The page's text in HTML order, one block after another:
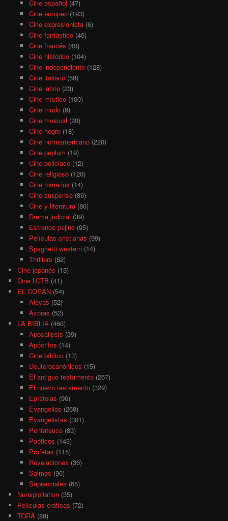
Cine español (47)
Cine europeo(193)
Cine expresionista(6)
Cine fantástico(46)
Cine francés (40)
Cine histórico(104)
Cine independiente(128)
Cine italiano(58)
Cine latino(23)
Cine místico(100)
Cine mudo(8)
Cine musical (20)
Cine negro(18)
Cine norteamericano(220)
Cine peplum (19)
Cine policiaco(12)
Cine religioso(120)
Cine romanos (14)
Cine suspense(89)
Cine y literatura(80)
Drama judicial (39)
Estrenos pejino(95)
Películas cristianas (99)
Spaghetti western(14)
Thrillers (52)
Cine japonés (13)
Cine LGTB (41)
EL CORÁN (54)
Aleyas (52)
Azoras (52)
LA BIBLIA (460)
Apocalipsis (39)
Apócrifos (14)
Cine bíblico(13)
Deuterocanónicos (15)
El antiguo testamento(267)
El nuevo testamento(329)
Epístolas (96)
Evangelios (268)
Evangelistas (301)
Pentateuco(83)
Poéticos (143)
Profetas (115)
Revelaciones (36)
Salmos (90)
Sapienciales (65)
Nunsploitation (35)
Películas eróticas (72)
TORÁ (88)